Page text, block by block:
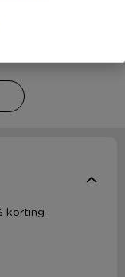
e-mail adres nodig
korting